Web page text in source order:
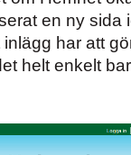
en ny sida
har att
helt enkelt